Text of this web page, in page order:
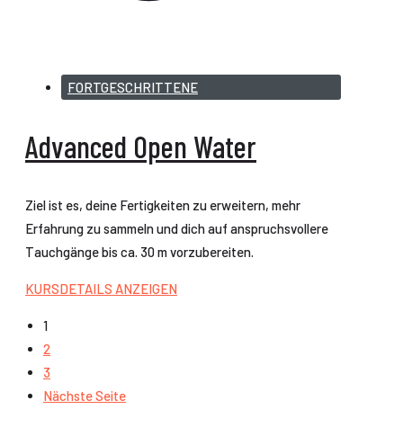
FORTGESCHRITTENE
Advanced Open Water
Ziel ist es, deine Fertigkeiten zu erweitern, mehr
Erfahrung zu sammeln und dich auf anspruchsvollere
Tauchgänge bis ca. 30 m vorzubereiten.
KURSDETAILS ANZEIGEN
1
2
3
Nächste Seite